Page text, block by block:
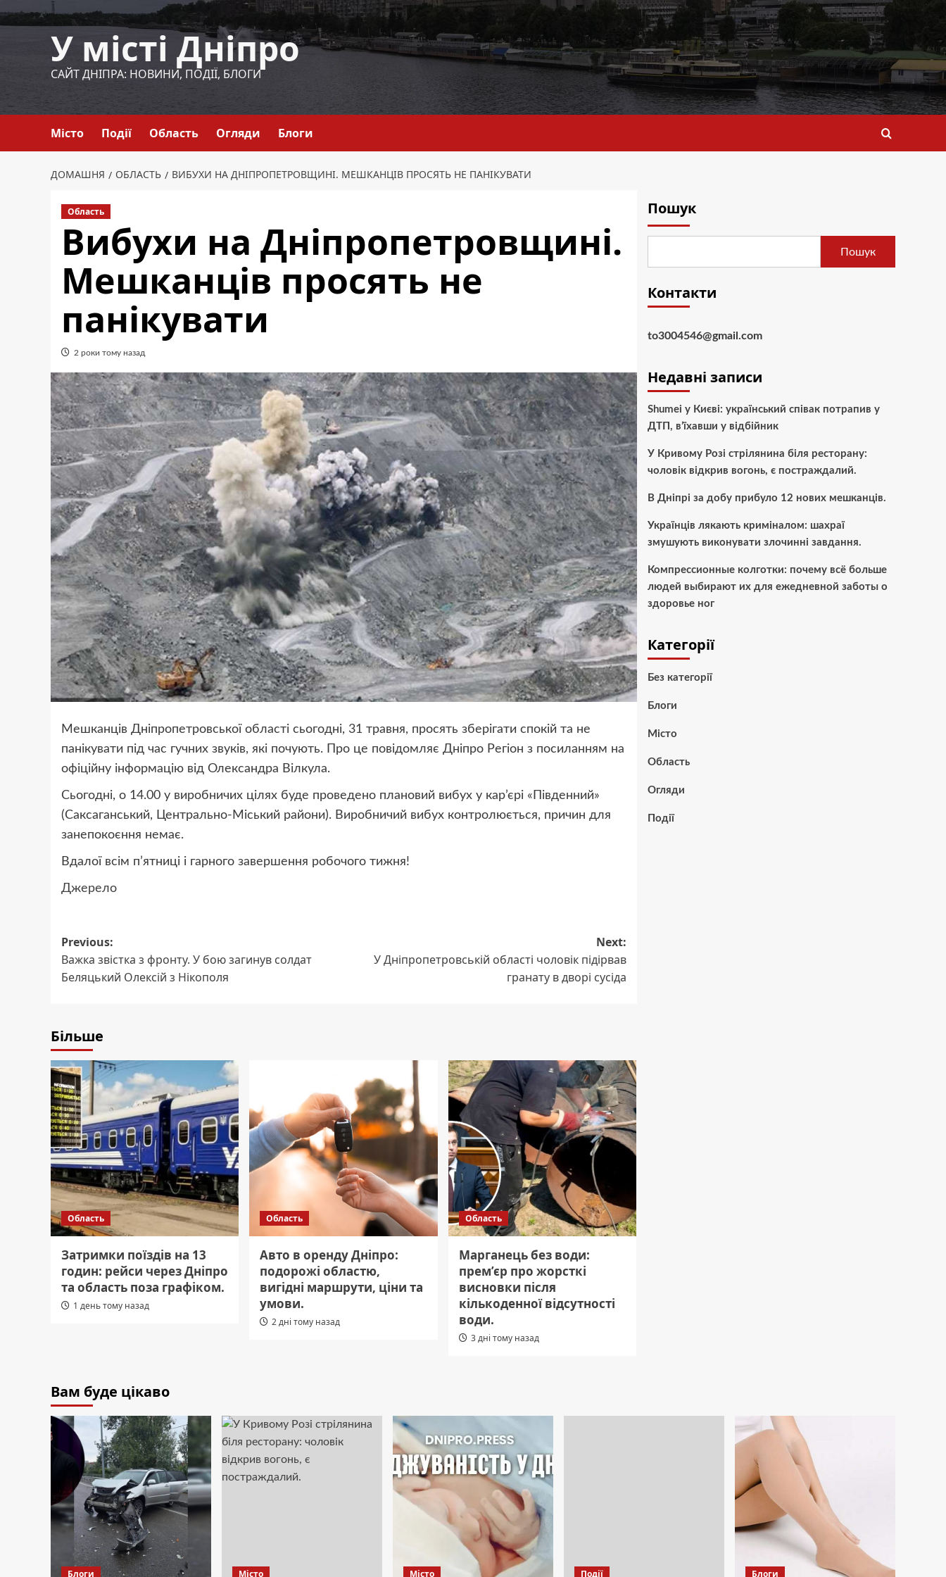
до
У місті Дніпро
САЙТ ДНІПРА: НОВИНИ, ПОДІЇ, БЛОГИ
Місто Події Область Огляди Блоги
ДОМАШНЯ ОБЛАСТЬ ВИБУХИ НА ДНІПРОПЕТРОВЩИНІ. МЕШКАНЦІВ ПРОСЯТЬ НЕ ПАНІКУВАТИ
Область
Вибухи на Дніпропетровщині.
Мешканців просять не
панікувати
2 роки тому назад
Мешканців Дніпропетровської області сьогодні, 31 травня, просять зберігати спокій та не
панікувати під час гучних звуків, які почують. Про це повідомляє Дніпро Регіон з посиланням на
офіційну інформацію від Олександра Вілкула.
Сьогодні, о 14.00 у виробничих цілях буде проведено плановий вибух у кар’єрі «Південний»
(Саксаганський, Центрально-Міський райони). Виробничий вибух контролюється, причин для
занепокоєння немає.
Вдалої всім п’ятниці і гарного завершення робочого тижня!
Джерело
Post
navigation
Previous:
Важка звістка з фронту. У бою загинув солдат
Беляцький Олексій з Нікополя
Next:
У Дніпропетровській області чоловік підірвав
гранату в дворі сусіда
Більше
Область
Затримки поїздів на 13
годин: рейси через Дніпро
та область поза графіком.
1 день тому назад
Область
Авто в оренду Дніпро:
подорожі областю,
вигідні маршрути, ціни та
умови.
2 дні тому назад
Область
Марганець без води:
прем’єр про жорсткі
висновки після
кількоденної відсутності
води.
3 дні тому назад
Пошук
Пошук
Контакти
to3004546@gmail.com
Недавні записи
Shumei у Києві: український співак потрапив у
ДТП, в’їхавши у відбійник
У Кривому Розі стрілянина біля ресторану:
чоловік відкрив вогонь, є постраждалий.
В Дніпрі за добу прибуло 12 нових мешканців.
Українців лякають криміналом: шахраї
змушують виконувати злочинні завдання.
Компрессионные колготки: почему всё больше
людей выбирают их для ежедневной заботы о
здоровье ног
Категорії
Без категорії
Блоги
Місто
Область
Огляди
Події
Вам буде цікаво
Блоги Місто Місто Події Блоги